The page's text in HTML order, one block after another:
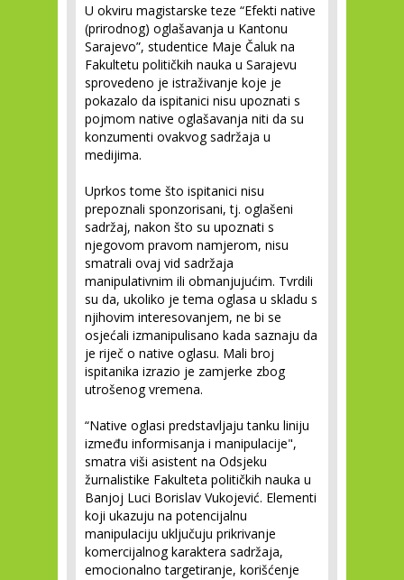
U okviru magistarske teze “Efekti native
(prirodnog) oglašavanja u Kantonu
Sarajevo”, studentice Maje Čaluk na
Fakultetu političkih nauka u Sarajevu
sprovedeno je istraživanje koje je
pokazalo da ispitanici nisu upoznati s
pojmom native oglašavanja niti da su
konzumenti ovakvog sadržaja u
medijima.
Uprkos tome što ispitanici nisu
prepoznali sponzorisani, tj. oglašeni
sadržaj, nakon što su upoznati s
njegovom pravom namjerom, nisu
smatrali ovaj vid sadržaja
manipulativnim ili obmanjujućim. Tvrdili
su da, ukoliko je tema oglasa u skladu s
njihovim interesovanjem, ne bi se
osjećali izmanipulisano kada saznaju da
je riječ o native oglasu. Mali broj
ispitanika izrazio je zamjerke zbog
utrošenog vremena.
“Native oglasi predstavljaju tanku liniju
između informisanja i manipulacije",
smatra viši asistent na Odsjeku
žurnalistike Fakulteta političkih nauka u
Banjoj Luci Borislav Vukojević. Elementi
koji ukazuju na potencijalnu
manipulaciju uključuju prikrivanje
komercijalnog karaktera sadržaja,
emocionalno targetiranje, korišćenje